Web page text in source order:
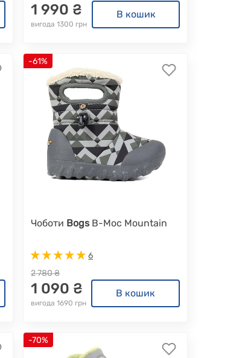
1 990 ₴
вигода 1300 грн
В кошик
-61%
Чоботи Bogs B-Moc Mountain
6
2 780 ₴
1 090 ₴
вигода 1690 грн
В кошик
-70%